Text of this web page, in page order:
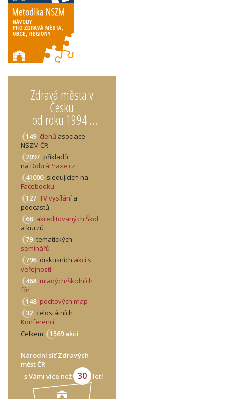
Zdravá města v
Česku
od roku 1994 ...
149 členů asociace
NSZM ČR
2097 příkladů
na DobráPraxe.cz
41000 sledujících na
Facebooku
127 TV vysílání a
podcastů
68 akreditovaných Škol
a kurzů
79 tematických
seminářů
796 diskusních akcí s
veřejností
468 mladých/školních
fór
148 pocitových map
32 celostátních
Konferencí
Celkem
1569 akcí
Národní síť Zdravých
měst ČR
s Vámi více než
30 let!